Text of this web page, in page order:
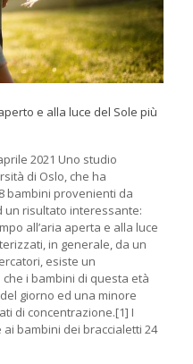
e alla luce del Sole più
2021 Uno studio
di Oslo, che ha
bambini provenienti da
un risultato interessante:
all’aria aperta e alla luce
in generale, da un
esiste un
i bambini di questa età
giorno ed una minore
di concentrazione.[1] I
bambini dei braccialetti 24